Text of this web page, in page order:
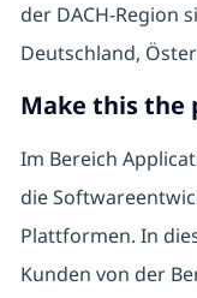
der DACH-Region
Deutschland,
Make this the
Im Bereich
die
Plattformen. In
Kunden von der